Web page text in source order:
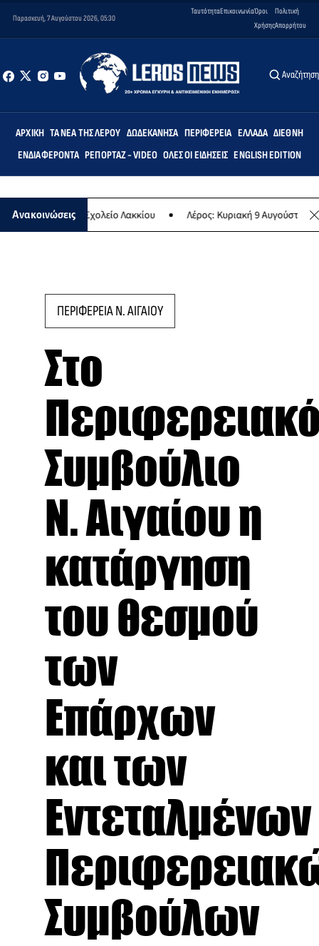
Παρασκευή, 7 Αυγούστου 2026, 05:30
ΤαυτότηταΕπικοινωνίαΌροι
Χρήσης
Πολιτική
Απορρήτου
Αναζήτηση
ΑΡΧΙΚΉ ΤΑ ΝΈΑ ΤΗΣ ΛΈΡΟΥ ΔΩΔΕΚΆΝΗΣΑ ΠΕΡΙΦΈΡΕΙΑ ΕΛΛΆΔΑ ΔΙΕΘΝΉ
ΕΝΔΙΑΦΈΡΟΝΤΑ ΡΕΠΟΡΤΆΖ - VIDEO ΌΛΕΣ ΟΙ ΕΙΔΉΣΕΙΣ ENGLISH EDITION
Ανακοινώσεις
Δημοτικό Σχολείο Λακκίου Λέρος: Κυριακή 9 Αυγούστου το
ΠΕΡΙΦΕΡΕΙΑ Ν. ΑΙΓΑΙΟΥ
Στο
Συμβούλιο
Ν. Αιγαίου η
κατάργηση
του θεσμού
των
Επάρχων
και των
Εντεταλμένων
Συμβούλων